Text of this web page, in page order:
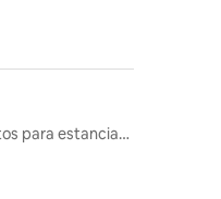
Alojamientos para estancias largas